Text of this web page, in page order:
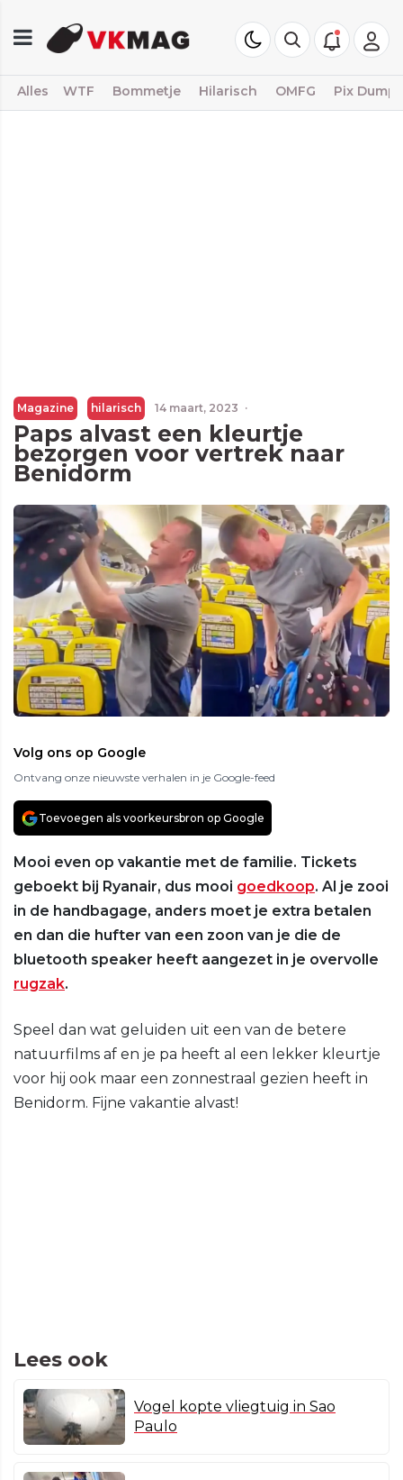
Alles WTF Bommetje Hilarisch OMFG Pix Dump
Magazine hilarisch 14 maart, 2023 ·
Paps alvast een kleurtje
bezorgen voor vertrek naar
Benidorm
Volg ons op Google
Ontvang onze nieuwste verhalen in je Google-feed
Toevoegen als voorkeursbron op Google
Mooi even op vakantie met de familie. Tickets
geboekt bij Ryanair, dus mooi goedkoop. Al je zooi
in de handbagage, anders moet je extra betalen
en dan die hufter van een zoon van je die de
bluetooth speaker heeft aangezet in je overvolle
rugzak.
Speel dan wat geluiden uit een van de betere
natuurfilms af en je pa heeft al een lekker kleurtje
voor hij ook maar een zonnestraal gezien heeft in
Benidorm. Fijne vakantie alvast!
Lees ook
Vogel kopte vliegtuig in Sao
Paulo